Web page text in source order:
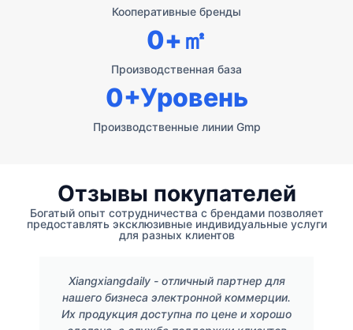
Кооперативные бренды
Производственная база
0+㎡
Производственные линии Gmp
0+Уровень
Отзывы покупателей
Богатый опыт сотрудничества с брендами позволяет
предоставлять эксклюзивные индивидуальные услуги
для разных клиентов
Xiangxiangdaily - отличный партнер для
нашего бизнеса электронной коммерции.
Их продукция доступна по цене и хорошо